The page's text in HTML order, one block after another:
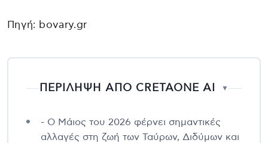
Πηγή: bovary.gr
ΠΕΡΙΛΗΨΗ ΑΠΟ CRETAONE AI ▼
- Ο Μάιος του 2026 φέρνει σημαντικές
αλλαγές στη ζωή των Ταύρων, Διδύμων και